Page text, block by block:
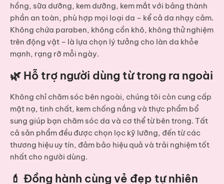
hồng, sữa dưỡng, kem dưỡng, kem mắtvới bảng thành
phần an toàn, phù hợp mọi loại da – kể cả da nhạy cảm.
Không chứa paraben, không cồn khô, không thử nghiệm
trên động vật – là lựa chọn lý tưởng cho làn da khỏe
mạnh, rạng rỡ mỗi ngày.
🌿 Hỗ trợ người dùng từ trong ra ngoài
Không chỉ chăm sóc bên ngoài, chúng tôi còn cung cấp
mặt nạ, tinh chất, kem chống nắng và thực phẩm bổ
sung giúp bạn chăm sóc da và cơ thể từ bên trong. Tất
cả sản phẩm đều được chọn lọc kỹ lưỡng, đến từ các
thương hiệu uy tín, đảm bảo hiệu quả và trải nghiệm tốt
nhất cho người dùng.
💄 Đồng hành cùng vẻ đẹp tự nhiên